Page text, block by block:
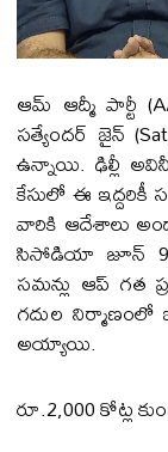
ఆమ్ ఆద్మీ పార్టీ
సత్యేందర్ జైన్
ఉన్నాయి. ఢిల్లీ
కేసులో ఈ ఇద్దరికీ
వారికి ఆదేశాలు
సిసోడియా జూన్
సమన్లు ఆప్ గత
గదుల
అయ్యాయి.
రూ.2,000 కోట్ల